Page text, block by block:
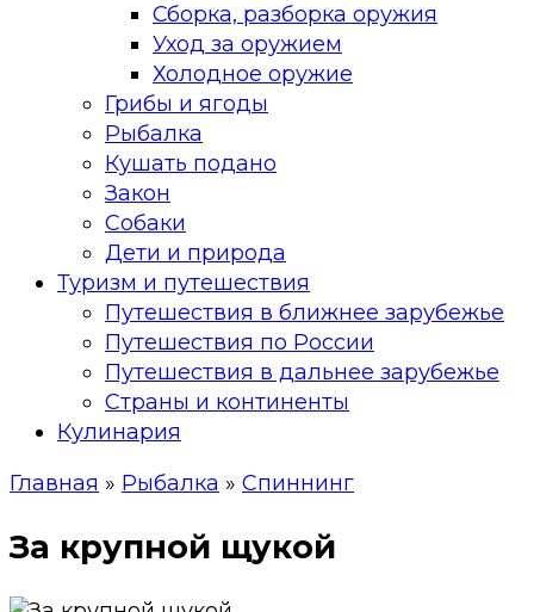
Сборка, разборка оружия
Уход за оружием
Холодное оружие
Грибы и ягоды
Рыбалка
Кушать подано
Закон
Собаки
Дети и природа
Туризм и путешествия
Путешествия в ближнее зарубежье
Путешествия по России
Путешествия в дальнее зарубежье
Страны и континенты
Кулинария
Главная » Рыбалка » Спиннинг
За крупной щукой